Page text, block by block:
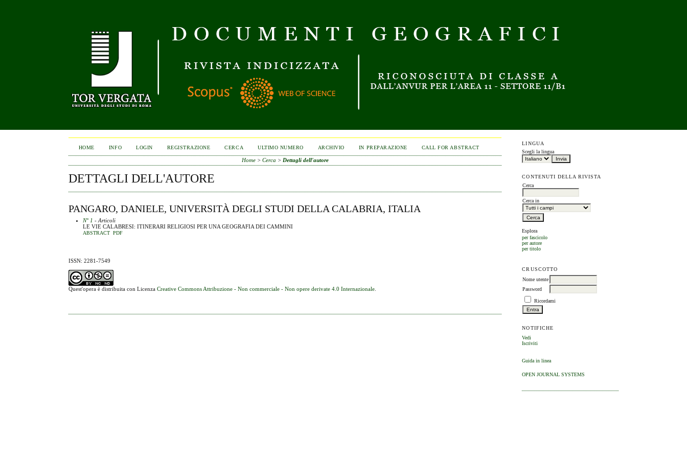
LINGUA
Scegli la lingua
CONTENUTI DELLA RIVISTA
Cerca
Cerca in
Esplora
per fascicolo
per autore
per titolo
CRUSCOTTO
Nome utente
Password
Ricordami
NOTIFICHE
Vedi
Iscriviti
Guida in linea
OPEN JOURNAL SYSTEMS
HOME INFO LOGIN REGISTRAZIONE CERCA ULTIMO NUMERO ARCHIVIO IN PREPARAZIONE CALL FOR ABSTRACT
Home> Cerca > Dettagli dell'autore
DETTAGLI DELL'AUTORE
PANGARO, DANIELE, UNIVERSITÀ DEGLI STUDI DELLA CALABRIA, ITALIA
N° 1 - Articoli
LE VIE CALABRESI: ITINERARI RELIGIOSI PER UNA GEOGRAFIA DEI CAMMINI
ABSTRACT PDF
ISSN: 2281-7549
Quest'opera è distribuita con LicenzaCreative Commons Attribuzione - Non commerciale - Non opere derivate 4.0 Internazionale